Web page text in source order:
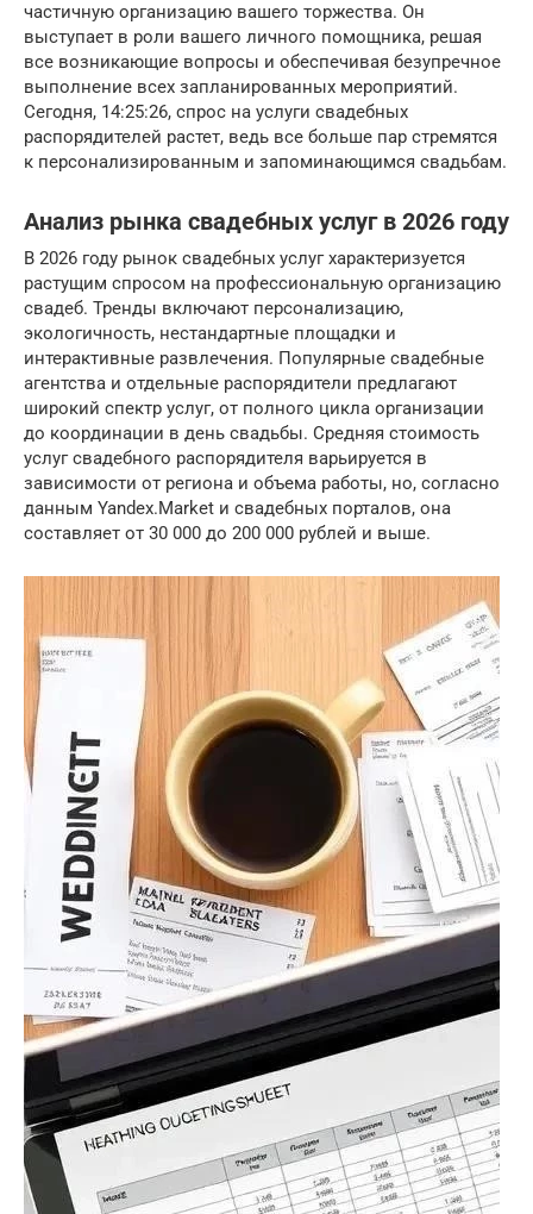
частичную организацию вашего торжества. Он
выступает в роли вашего личного помощника, решая
все возникающие вопросы и обеспечивая безупречное
выполнение всех запланированных мероприятий.
Сегодня, 14:25:26, спрос на услуги свадебных
распорядителей растет, ведь все больше пар стремятся
к персонализированным и запоминающимся свадьбам.
Анализ рынка свадебных услуг в 2026 году
В 2026 году рынок свадебных услуг характеризуется
растущим спросом на профессиональную организацию
свадеб. Тренды включают персонализацию,
экологичность, нестандартные площадки и
интерактивные развлечения. Популярные свадебные
агентства и отдельные распорядители предлагают
широкий спектр услуг, от полного цикла организации
до координации в день свадьбы. Средняя стоимость
услуг свадебного распорядителя варьируется в
зависимости от региона и объема работы, но, согласно
данным Yandex.Market и свадебных порталов, она
составляет от 30 000 до 200 000 рублей и выше.